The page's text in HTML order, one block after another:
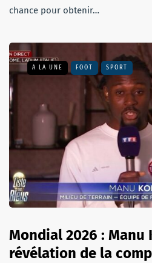
chance pour obtenir…
A LA UNE FOOT SPORT
Mondial 2026 : Manu
révélation de la